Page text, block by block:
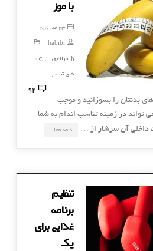
با موز
23 مه, 2016
habibi
رژیم لاغری
, رژیم
های تناسب
92
بدنتان را بسوزانید و موجب
تواند در زمینه تناسب اندام به شما
داخلی آن سرشار از …
ادامه مطلب
تنظیم
برنامه
غذایی برای
یک